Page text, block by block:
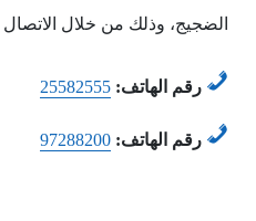
الضجيج، وذلك من خلال الاتصال
رقم الهاتف: 25582555
رقم الهاتف: 97288200